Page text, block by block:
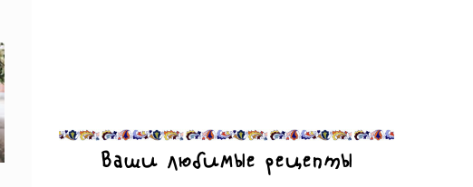
Ваши любимые рецепты